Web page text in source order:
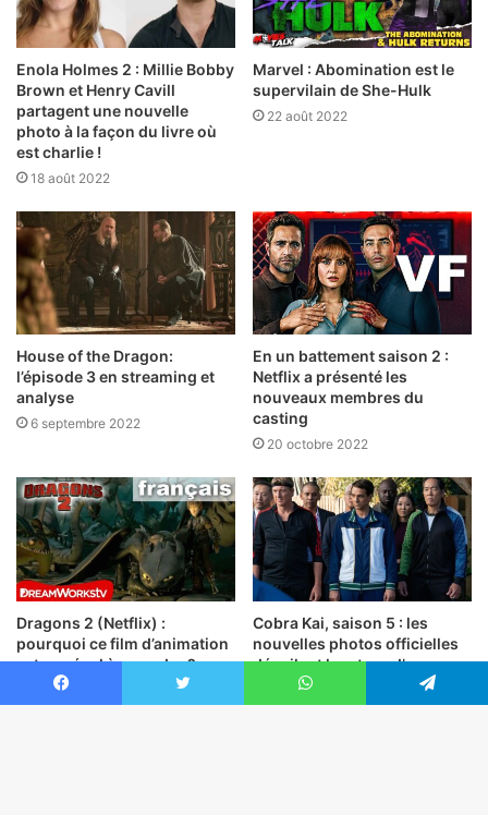
Enola Holmes 2 : Millie Bobby
Brown et Henry Cavill
partagent une nouvelle
photo à la façon du livre où
est charlie !
18 août 2022
Marvel : Abomination est le
supervilain de She-Hulk
22 août 2022
House of the Dragon:
l’épisode 3 en streaming et
analyse
6 septembre 2022
En un battement saison 2 :
Netflix a présenté les
nouveaux membres du
casting
20 octobre 2022
Dragons 2 (Netflix) :
pourquoi ce film d’animation
est un régal à regarder ?
3 septembre 2022
Cobra Kai, saison 5 : les
nouvelles photos officielles
dévoilent le retour d’un
personnage historique
9 août 2022
Facebook Twitter WhatsApp Telegram